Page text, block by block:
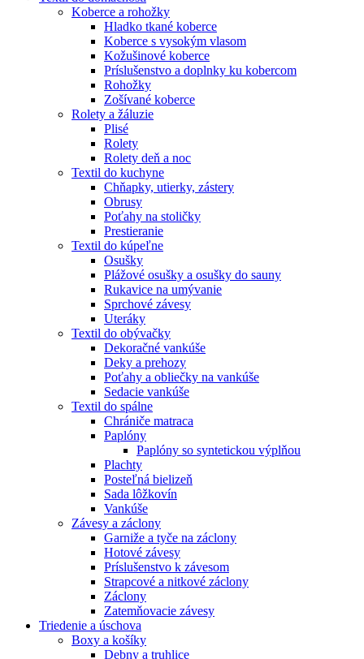
Koberce a rohožky
Hladko tkané koberce
Koberce s vysokým vlasom
Kožušinové koberce
Príslušenstvo a doplnky ku kobercom
Rohožky
Zošívané koberce
Rolety a žáluzie
Plisé
Rolety
Rolety deň a noc
Textil do kuchyne
Chňapky, utierky, zástery
Obrusy
Poťahy na stoličky
Prestieranie
Textil do kúpeľne
Osušky
Plážové osušky a osušky do sauny
Rukavice na umývanie
Sprchové závesy
Uteráky
Textil do obývačky
Dekoračné vankúše
Deky a prehozy
Poťahy a obliečky na vankúše
Sedacie vankúše
Textil do spálne
Chrániče matraca
Paplóny
Paplóny so syntetickou výplňou
Plachty
Posteľná bielizeň
Sada lôžkovín
Vankúše
Závesy a záclony
Garniže a tyče na záclony
Hotové závesy
Príslušenstvo k závesom
Strapcové a nitkové záclony
Záclony
Zatemňovacie závesy
Triedenie a úschova
Boxy a košíky
Debny a truhlice